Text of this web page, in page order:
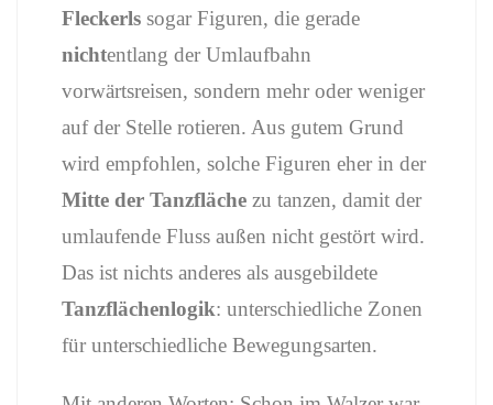
Fleckerls sogar Figuren, die gerade
nichtentlang der Umlaufbahn
vorwärtsreisen, sondern mehr oder weniger
aufder Stelle rotieren. Aus gutem Grund
wird empfohlen, solche Figuren eher in der
Mitte der Tanzfläche zu tanzen, damit der
umlaufende Fluss außen nicht gestört wird.
Das ist nichts anderes als ausgebildete
Tanzflächenlogik: unterschiedliche Zonen
für unterschiedliche Bewegungsarten.